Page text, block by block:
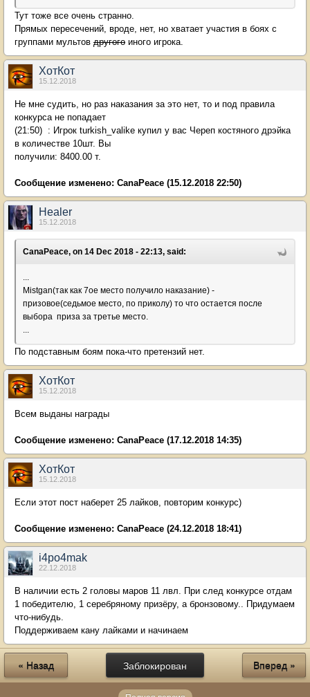
Тут тоже все очень странно.
Прямых пересечений, вроде, нет, но хватает участия в боях с
группами мультов другого иного игрока.
ХотКот
15.12.2018
Не мне судить, но раз наказания за это нет, то и под правила
конкурса не попадает
(21:50) : Игрок turkish_valike купил у вас Череп костяного дрэйка
в количестве 10шт. Вы
получили: 8400.00 т.
Сообщение изменено: CanaPeace (15.12.2018 22:50)
Healer
15.12.2018
CanaPeace, on 14 Dec 2018 - 22:13, said:
...
Mistgan(так как 7ое место получило наказание) -
призовое(седьмое место, по приколу) то что остается после
выбора приза за третье место.
...
По подставным боям пока-что претензий нет.
ХотКот
15.12.2018
Всем выданы награды
Сообщение изменено: CanaPeace (17.12.2018 14:35)
ХотКот
15.12.2018
Если этот пост наберет 25 лайков, повторим конкурс)
Сообщение изменено: CanaPeace (24.12.2018 18:41)
i4po4mak
22.12.2018
В наличии есть 2 головы маров 11 лвл. При след конкурсе отдам
1 победителю, 1 серебряному призёру, а бронзовому.. Придумаем
что-нибудь.
Поддерживаем кану лайками и начинаем
Заблокирован
« Назад Вперед »